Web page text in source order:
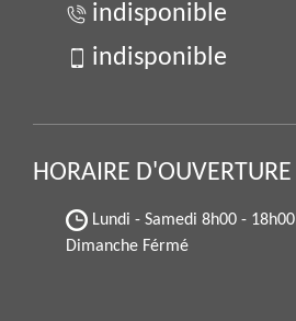
indisponible
indisponible
HORAIRE D'OUVERTURE
Lundi - Samedi 8h00 - 18h00
Dimanche Férmé